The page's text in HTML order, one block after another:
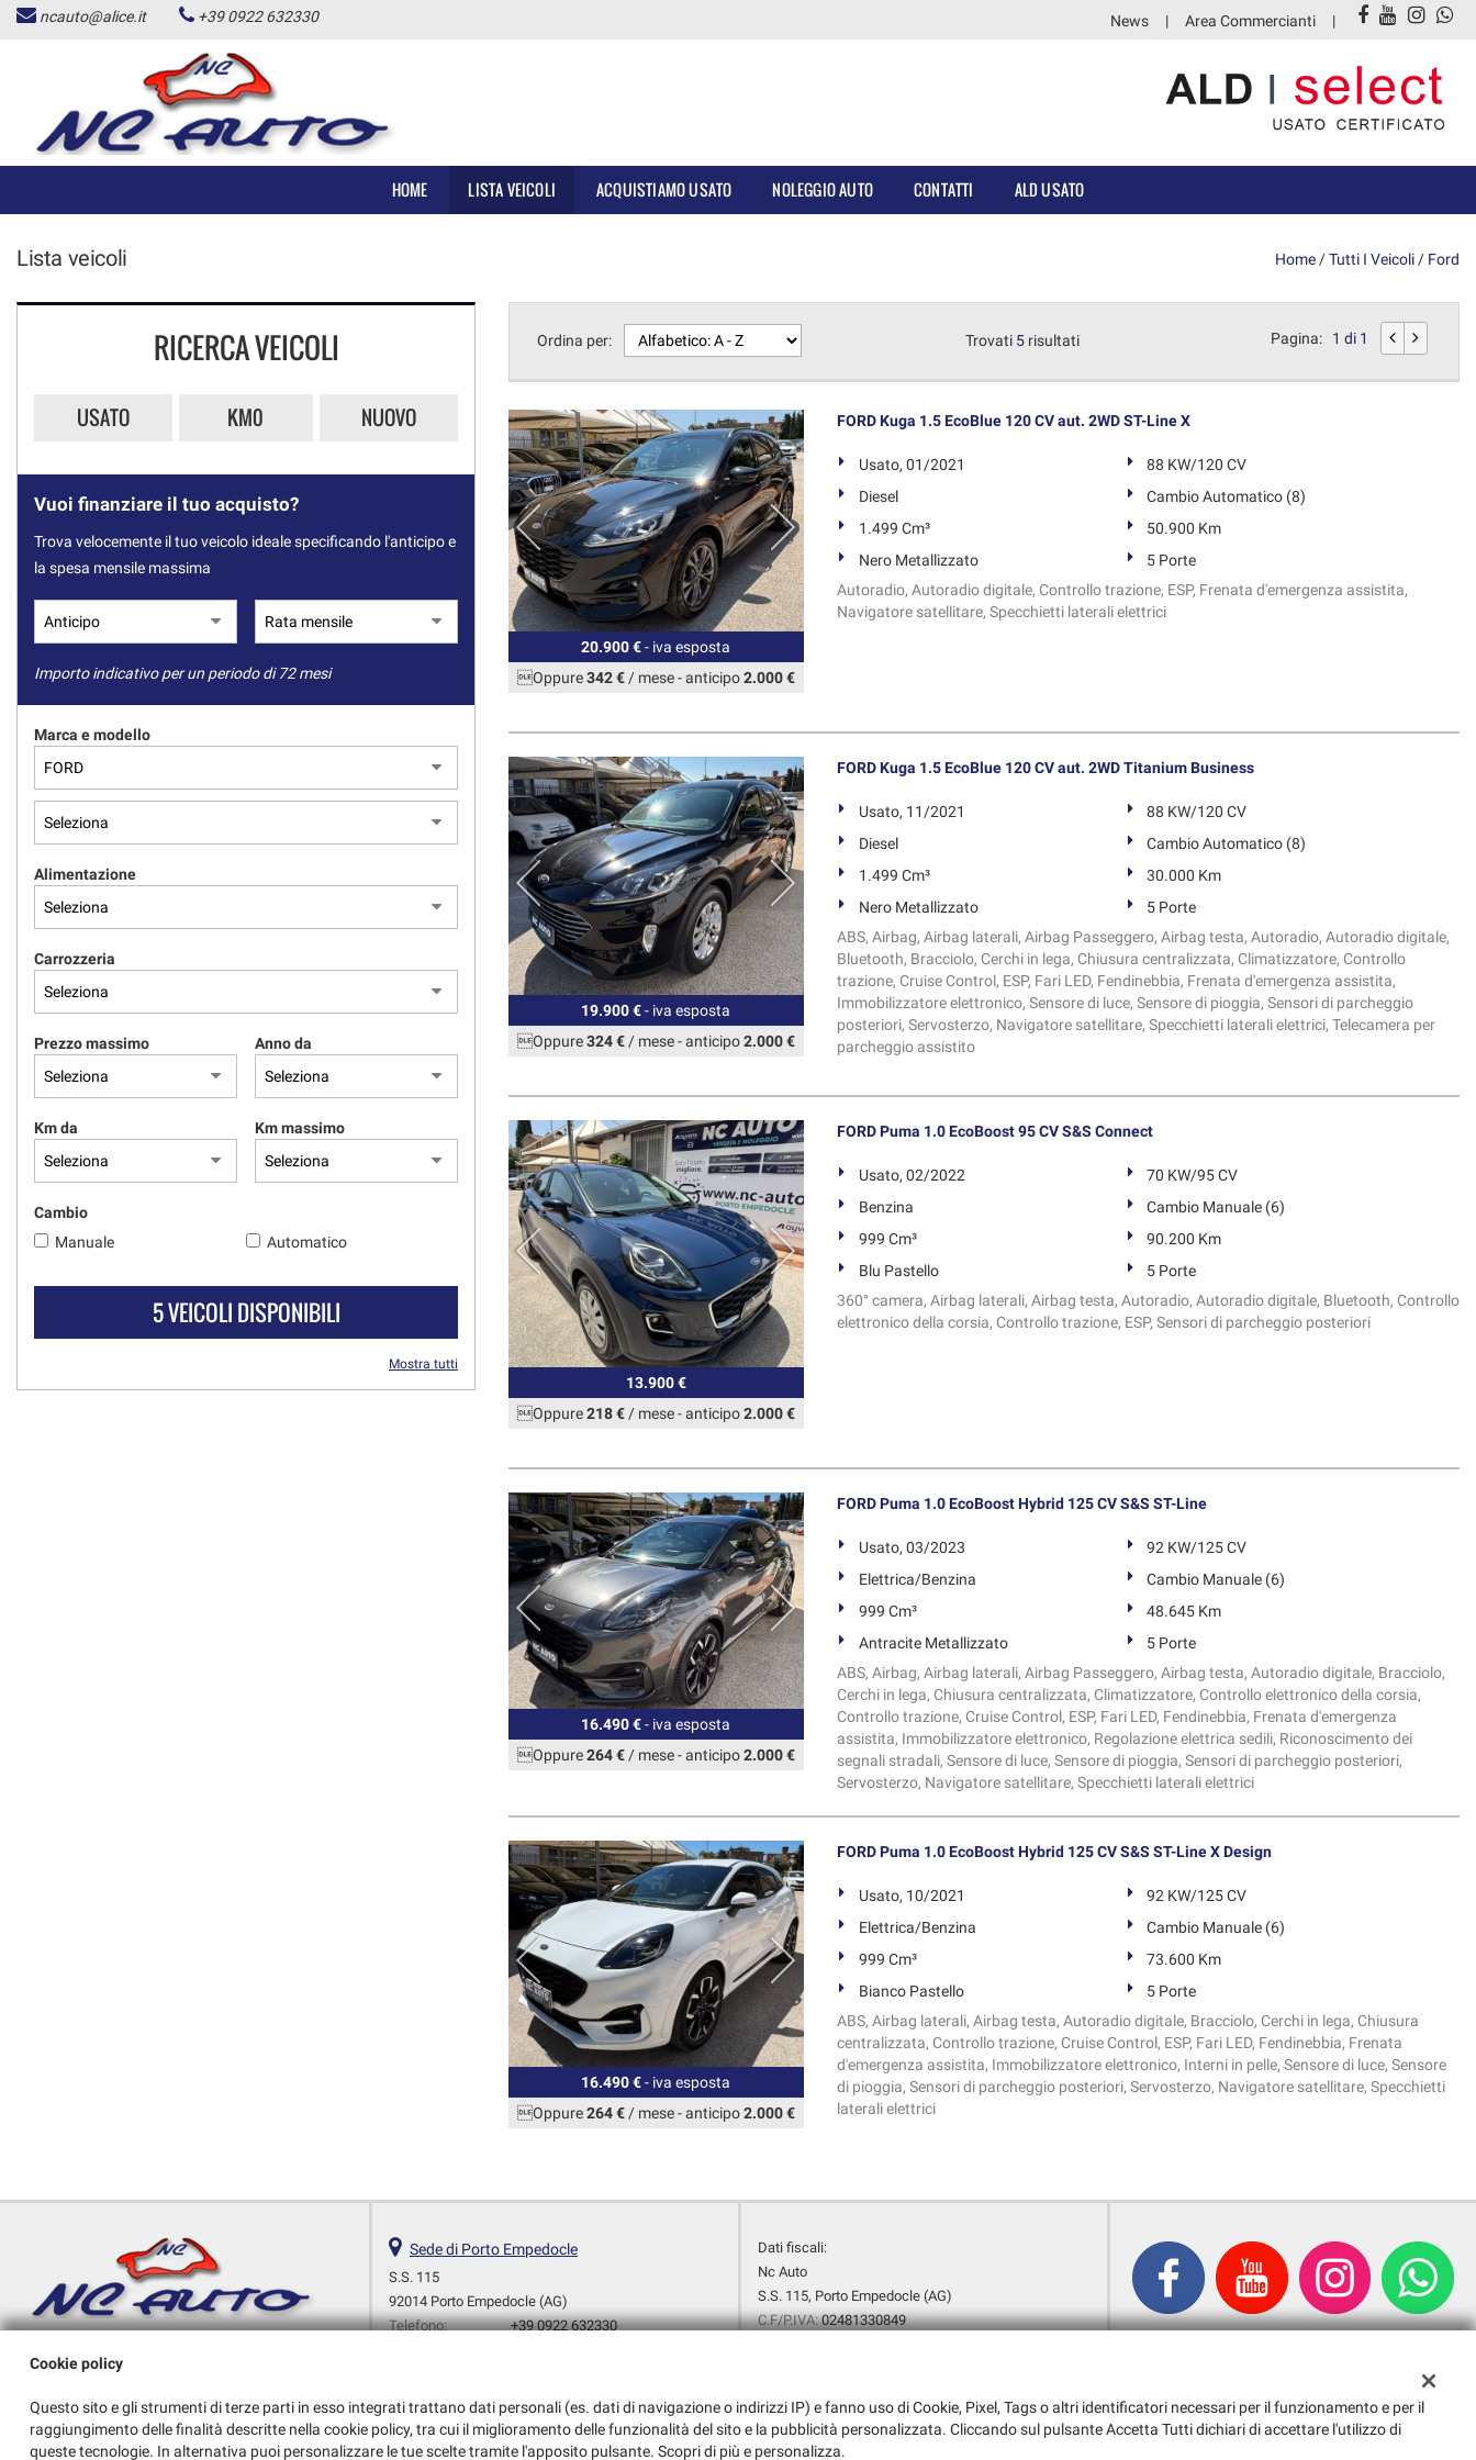
HOME
ACQUISTIAMO USATO
ncauto@alice.it +39 0922 632330 News Area Commercianti
HOME LISTA VEICOLI ACQUISTIAMO USATO NOLEGGIO AUTO CONTATTI ALD USATO
Lista veicoli Home /Tutti I Veicoli / Ford
RICERCA VEICOLI
USATO KM0 NUOVO
Vuoi finanziare il tuo acquisto?
Trova velocemente il tuo veicolo ideale specificando l'anticipo e
la spesa mensile massima
Importo indicativo per un periodo di 72 mesi
Marca e modello
Alimentazione
Carrozzeria
Prezzo massimo Anno da
Km da Km massimo
Cambio
Manuale
Automatico
5 VEICOLI DISPONIBILI
Mostra tutti
Ordina per: Trovati 5 risultati Pagina: 1 di 1
20.900 €- iva esposta
Oppure342 €/ mese-anticipo2.000 €
FORD Kuga 1.5 EcoBlue 120 CV aut. 2WD ST-Line X
Usato, 01/2021
88 KW/120 CV
Diesel
Cambio Automatico (8)
1.499 Cm³
50.900 Km
Nero Metallizzato
5 Porte
Autoradio, Autoradio digitale, Controllo trazione, ESP, Frenata d'emergenza assistita,
Navigatore satellitare, Specchietti laterali elettrici
19.900 €- iva esposta
Oppure324 €/ mese-anticipo2.000 €
FORD Kuga 1.5 EcoBlue 120 CV aut. 2WD Titanium Business
Usato, 11/2021
88 KW/120 CV
Diesel
Cambio Automatico (8)
1.499 Cm³
30.000 Km
Nero Metallizzato
5 Porte
ABS, Airbag, Airbag laterali, Airbag Passeggero, Airbag testa, Autoradio, Autoradio digitale,
Bluetooth, Bracciolo, Cerchi in lega, Chiusura centralizzata, Climatizzatore, Controllo
trazione, Cruise Control, ESP, Fari LED, Fendinebbia, Frenata d'emergenza assistita,
Immobilizzatore elettronico, Sensore di luce, Sensore di pioggia, Sensori di parcheggio
posteriori, Servosterzo, Navigatore satellitare, Specchietti laterali elettrici, Telecamera per
parcheggio assistito
13.900 €
Oppure218 €/ mese-anticipo2.000 €
FORD Puma 1.0 EcoBoost 95 CV S&S Connect
Usato, 02/2022
70 KW/95 CV
Benzina
Cambio Manuale (6)
999 Cm³
90.200 Km
Blu Pastello
5 Porte
360° camera, Airbag laterali, Airbag testa, Autoradio, Autoradio digitale, Bluetooth, Controllo
elettronico della corsia, Controllo trazione, ESP, Sensori di parcheggio posteriori
16.490 €- iva esposta
Oppure264 €/ mese-anticipo2.000 €
FORD Puma 1.0 EcoBoost Hybrid 125 CV S&S ST-Line
Usato, 03/2023
92 KW/125 CV
Elettrica/Benzina
Cambio Manuale (6)
999 Cm³
48.645 Km
Antracite Metallizzato
5 Porte
ABS, Airbag, Airbag laterali, Airbag Passeggero, Airbag testa, Autoradio digitale, Bracciolo,
Cerchi in lega, Chiusura centralizzata, Climatizzatore, Controllo elettronico della corsia,
Controllo trazione, Cruise Control, ESP, Fari LED, Fendinebbia, Frenata d'emergenza
assistita, Immobilizzatore elettronico, Regolazione elettrica sedili, Riconoscimento dei
segnali stradali, Sensore di luce, Sensore di pioggia, Sensori di parcheggio posteriori,
Servosterzo, Navigatore satellitare, Specchietti laterali elettrici
16.490 €- iva esposta
Oppure264 €/ mese-anticipo2.000 €
FORD Puma 1.0 EcoBoost Hybrid 125 CV S&S ST-Line X Design
Usato, 10/2021
92 KW/125 CV
Elettrica/Benzina
Cambio Manuale (6)
999 Cm³
73.600 Km
Bianco Pastello
5 Porte
ABS, Airbag laterali, Airbag testa, Autoradio digitale, Bracciolo, Cerchi in lega, Chiusura
centralizzata, Controllo trazione, Cruise Control, ESP, Fari LED, Fendinebbia, Frenata
d'emergenza assistita, Immobilizzatore elettronico, Interni in pelle, Sensore di luce, Sensore
di pioggia, Sensori di parcheggio posteriori, Servosterzo, Navigatore satellitare, Specchietti
laterali elettrici
Sede di Porto Empedocle
S.S. 115
92014 Porto Empedocle (AG)
Telefono:
+39 0922 632330
Telefono:
+39 348 175 7933
Email:
ncauto@alice.it
Indicazioni stradali
Dati fiscali:
Nc Auto
S.S. 115, Porto Empedocle (AG)
C.F/P.IVA:02481330849
Cookie policy
Questo sito e gli strumenti di terze parti in esso integrati trattano dati personali (es. dati di navigazione o indirizzi IP) e fanno uso di Cookie, Pixel, Tags o altri identificatori necessari per il funzionamento e per il
raggiungimento delle finalità descritte nella cookie policy, tra cui il miglioramento delle funzionalità del sito e la pubblicità personalizzata. Cliccando sul pulsante Accetta Tutti dichiari di accettare l'utilizzo di
queste tecnologie. In alternativa puoi personalizzare le tue scelte tramite l'apposito pulsante. Scopri di più e personalizza.